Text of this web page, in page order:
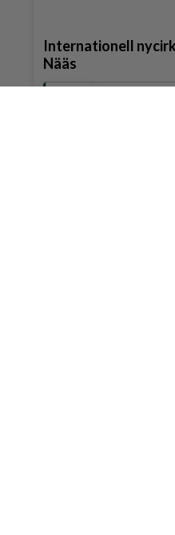
Internationell
Nääs
Partille